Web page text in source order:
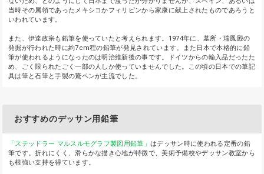
当時その属領であったメキシコかフィリピンから家康に献上されたものであろうと
いわれています。
また、伊達政宗も鉛筆を使っていたと考えられます。1974年に、墓所・瑞鳳殿の
発掘が行われた時に約7cm程の鉛筆が発見されています。また日本で本格的に鉛
筆が使われるようになったのは明治維新後の事です。ドイツからの輸入品だったた
め、ごく限られたごく一部の人しか使っていませんでした。この頃の日本での筆記
具は筆と石筆と手製の鵞ペンが主流でした。
おすすめのデッサン用鉛筆
「ステッドラー マルスルモグラフ製図用鉛筆」はデッサン時に使われる定番の鉛
筆です。折れにくく、滑らかな描き心地が特徴で、美術予備校やデッサン教室から
も根強い支持を得ています。